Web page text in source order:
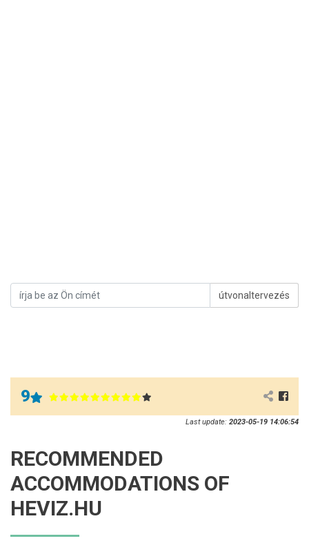
útvonaltervezés
9
Last update: 2023-05-19 14:06:54
RECOMMENDED
ACCOMMODATIONS OF
HEVIZ.HU